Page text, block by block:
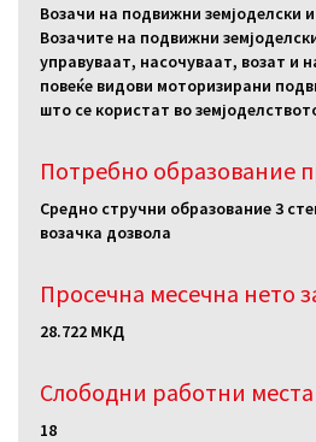
Возачи на подвижни земјоделски
Возачите на подвижни
управуваат, насочуваат, возат и
повеќе видови моторизирани
што се користат во
Потребно образование
Средно стручни образование 3
возачка дозвола
Просечна месечна нето
28.722 МКД
Слободни работни местa
18